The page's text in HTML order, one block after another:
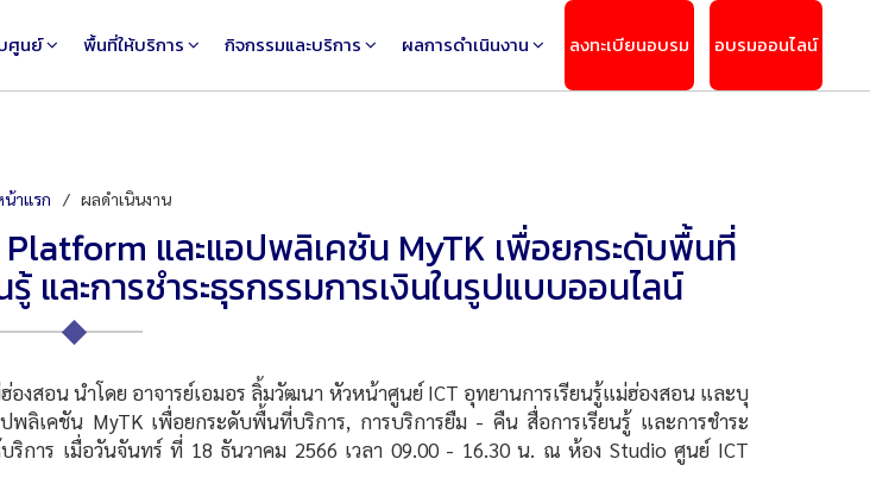
ศูนย์ พื้นที่ให้บริการ กิจกรรมและบริการ ผลการดำเนินงาน ลงทะเบียนอบรม อบรมออนไลน์
าแรก ผลดำเนินงาน
และแอปพลิเคชัน MyTK เพื่อยกระดับพื้นที่
และการชำระธุรกรรมการเงินในรูปแบบออนไลน์
อน นำโดย อาจารย์เอมอร ลิ้มวัฒนา หัวหน้าศูนย์ ICT อุทยานการเรียนรู้แม่ฮ่องสอน และบุ
ลิเคชัน MyTK เพื่อยกระดับพื้นที่บริการ, การบริการยืม - คืน สื่อการเรียนรู้ และการชำระ
ริการ เมื่อวันจันทร์ ที่ 18 ธันวาคม 2566 เวลา 09.00 - 16.30 น. ณ ห้อง Studio ศูนย์ ICT